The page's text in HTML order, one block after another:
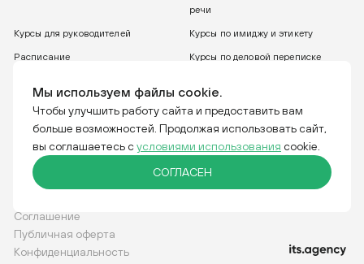
Мы используем файлы cookie.
Чтобы улучшить работу сайта и предоставить вам
больше возможностей. Продолжая использовать сайт,
вы соглашаетесь с условиями использования cookie.
СОГЛАСЕН
речи
Курсы для руководителей Курсы по имиджу и этикету
Расписание Курсы по деловой переписке
Соглашение
Публичная оферта
Конфиденциальность